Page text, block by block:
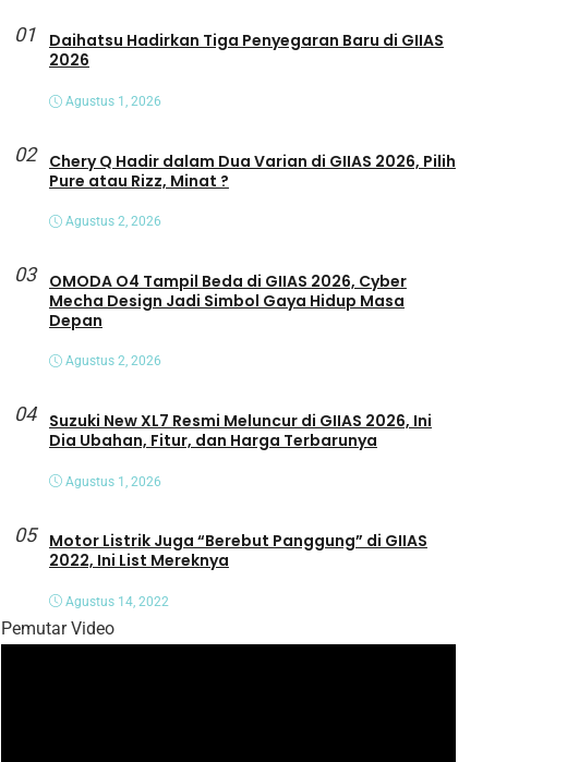
01
Daihatsu Hadirkan Tiga Penyegaran Baru di GIIAS
2026
Agustus 1, 2026
02
Chery Q Hadir dalam Dua Varian di GIIAS 2026, Pilih
Pure atau Rizz, Minat ?
Agustus 2, 2026
03
OMODA O4 Tampil Beda di GIIAS 2026, Cyber
Mecha Design Jadi Simbol Gaya Hidup Masa
Depan
Agustus 2, 2026
04
Suzuki New XL7 Resmi Meluncur di GIIAS 2026, Ini
Dia Ubahan, Fitur, dan Harga Terbarunya
Agustus 1, 2026
05
Motor Listrik Juga “Berebut Panggung” di GIIAS
2022, Ini List Mereknya
Agustus 14, 2022
Pemutar Video